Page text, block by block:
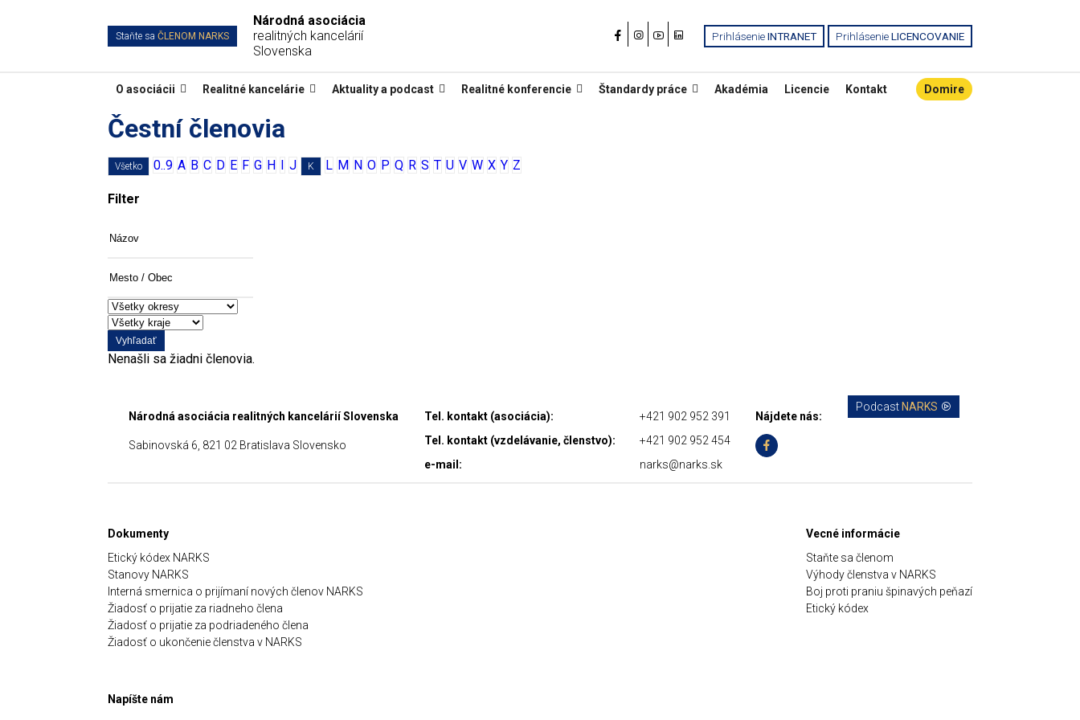
Staňte saČLENOM NARKS
Národná asociácia
realitných kancelárií
Slovenska
PrihlásenieINTRANET PrihlásenieLICENCOVANIE
O asociácii Realitné kancelárie Aktuality a podcast Realitné konferencie Štandardy práce Akadémia Licencie Kontakt Domire
Čestní členovia
Všetko 0..9 A B C D E F G H I J K L M N O P Q R S T U V W X Y Z
Filter
/
Obec
Vyhľadať
Nenašli sa žiadni členovia.
Národná asociácia realitných kancelárií Slovenska
Sabinovská 6, 821 02 Bratislava Slovensko
Tel. kontakt (asociácia):
Tel. kontakt (vzdelávanie, členstvo):
e-mail:
+421 902 952 391
+421 902 952 454
narks@narks.sk
Nájdete nás:
Podcast NARKS
Dokumenty
Etický kódex NARKS
Stanovy NARKS
Interná smernica o prijímaní nových členov NARKS
Žiadosť o prijatie za riadneho člena
Žiadosť o prijatie za podriadeného člena
Žiadosť o ukončenie členstva v NARKS
Vecné informácie
Staňte sa členom
Výhody členstva v NARKS
Boj proti praniu špinavých peňazí
Etický kódex
Napíšte nám